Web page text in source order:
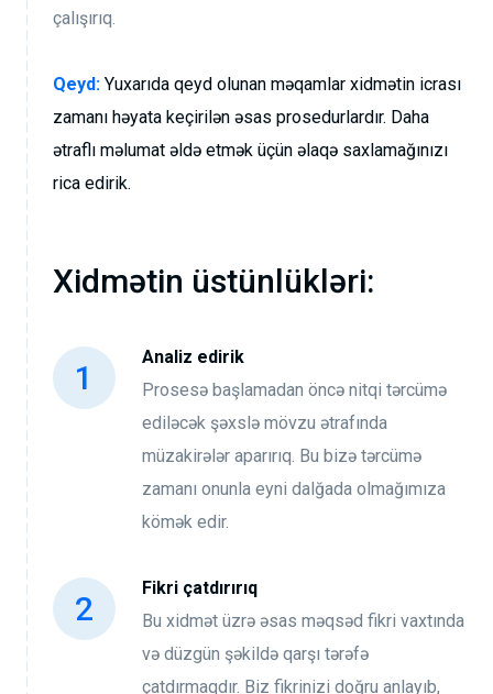
çalışırıq.
Qeyd: Yuxarıda qeyd olunan məqamlar xidmətin icrası
zamanı həyata keçirilən əsas prosedurlardır. Daha
ətraflı məlumat əldə etmək üçün əlaqə saxlamağınızı
rica edirik.
Xidmətin üstünlükləri:
Analiz edirik
Prosesə başlamadan öncə nitqi tərcümə
ediləcək şəxslə mövzu ətrafında
müzakirələr aparırıq. Bu bizə tərcümə
zamanı onunla eyni dalğada olmağımıza
kömək edir.
Fikri çatdırırıq
Bu xidmət üzrə əsas məqsəd fikri vaxtında
və düzgün şəkildə qarşı tərəfə
çatdırmaqdır. Biz fikrinizi doğru anlayıb,